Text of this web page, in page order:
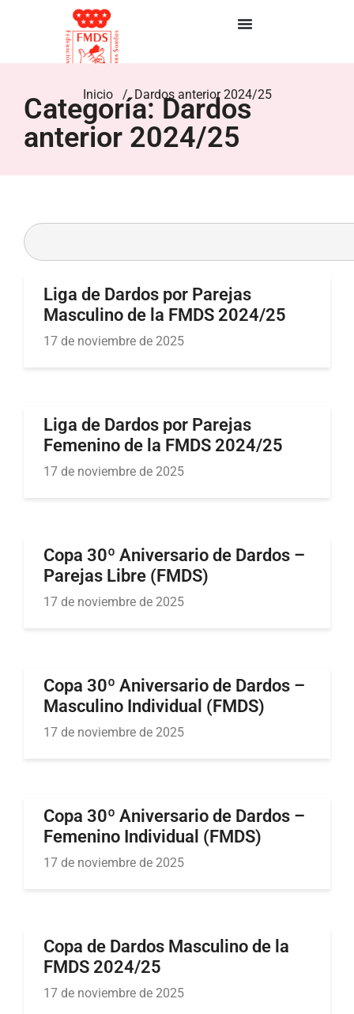
Inicio/ Dardos anterior 2024/25
Categoría: Dardos
anterior 2024/25
Liga de Dardos por Parejas
Masculino de la FMDS 2024/25
17 de noviembre de 2025
Liga de Dardos por Parejas
Femenino de la FMDS 2024/25
17 de noviembre de 2025
Copa 30º Aniversario de Dardos –
Parejas Libre (FMDS)
17 de noviembre de 2025
Copa 30º Aniversario de Dardos –
Masculino Individual (FMDS)
17 de noviembre de 2025
Copa 30º Aniversario de Dardos –
Femenino Individual (FMDS)
17 de noviembre de 2025
Copa de Dardos Masculino de la
FMDS 2024/25
17 de noviembre de 2025